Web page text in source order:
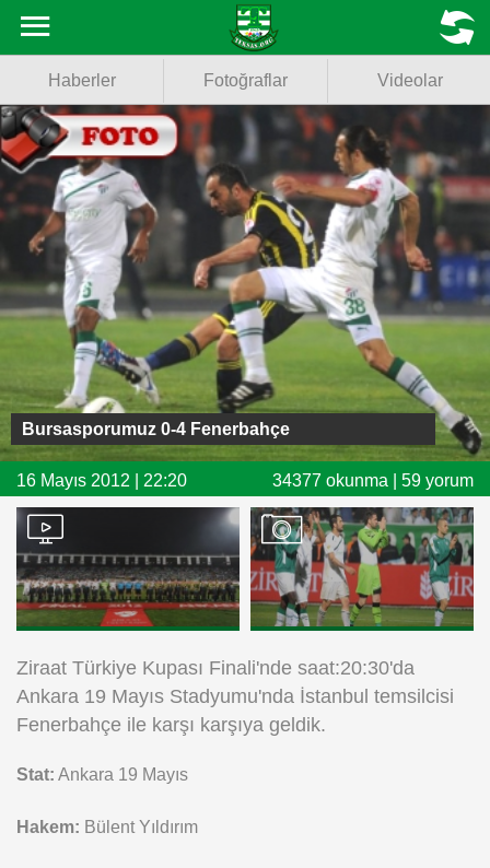
Fotoğraflar
Videolar
Basketbol
Voleybol
Puan Durumu
Fikstür
Facebook
Twitter
Android
MENU
Haberler Fotoğraflar Videolar
Bursasporumuz 0-4 Fenerbahçe
16 Mayıs 2012 | 22:20 34377 okunma | 59 yorum
Ziraat Türkiye Kupası Finali'nde saat:20:30'da
Ankara 19 Mayıs Stadyumu'nda İstanbul temsilcisi
Fenerbahçe ile karşı karşıya geldik.
Stat: Ankara 19 Mayıs
Hakem: Bülent Yıldırım